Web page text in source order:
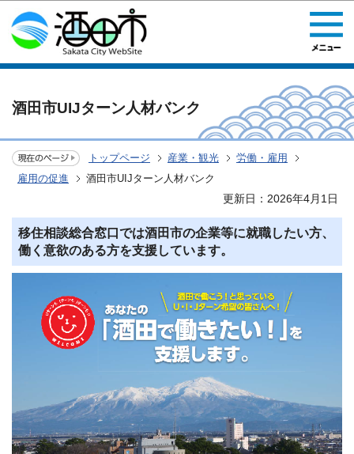
このページの本文へ移動
酒田市UIJターン人材バンク
トップページ 産業・観光
労働・雇用
雇用の促進
酒田市UIJターン人材バンク
更新日：2026年4月1日
移住相談総合窓口では酒田市の企業等に就職したい方、
働く意欲のある方を支援しています。